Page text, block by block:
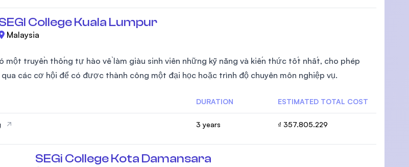
College Kuala Lumpur
Malaysia
một truyền thống tự hào về làm giàu sinh viên những kỹ năng và kiến thức tốt nhất, cho phép
qua các cơ hội để có được thành công một đại học hoặc trình độ chuyên môn nghiệp vụ.
DURATION ESTIMATED TOTAL COST
3 years ₫ 357.805.229
SEGi College Kota Damansara